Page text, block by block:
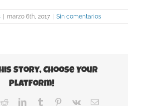
| marzo 6th, 2017 | Sin comentarios
Story, Choose Your
Platform!
RedditLinkedInTumblr Pinterest
Vk
Correo